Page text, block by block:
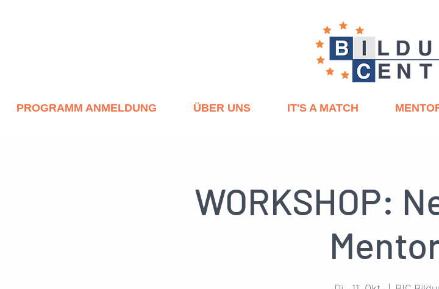
PROGRAMM ANMELDUNG ÜBER UNS IT'S A MATCH
WORKSHOP: